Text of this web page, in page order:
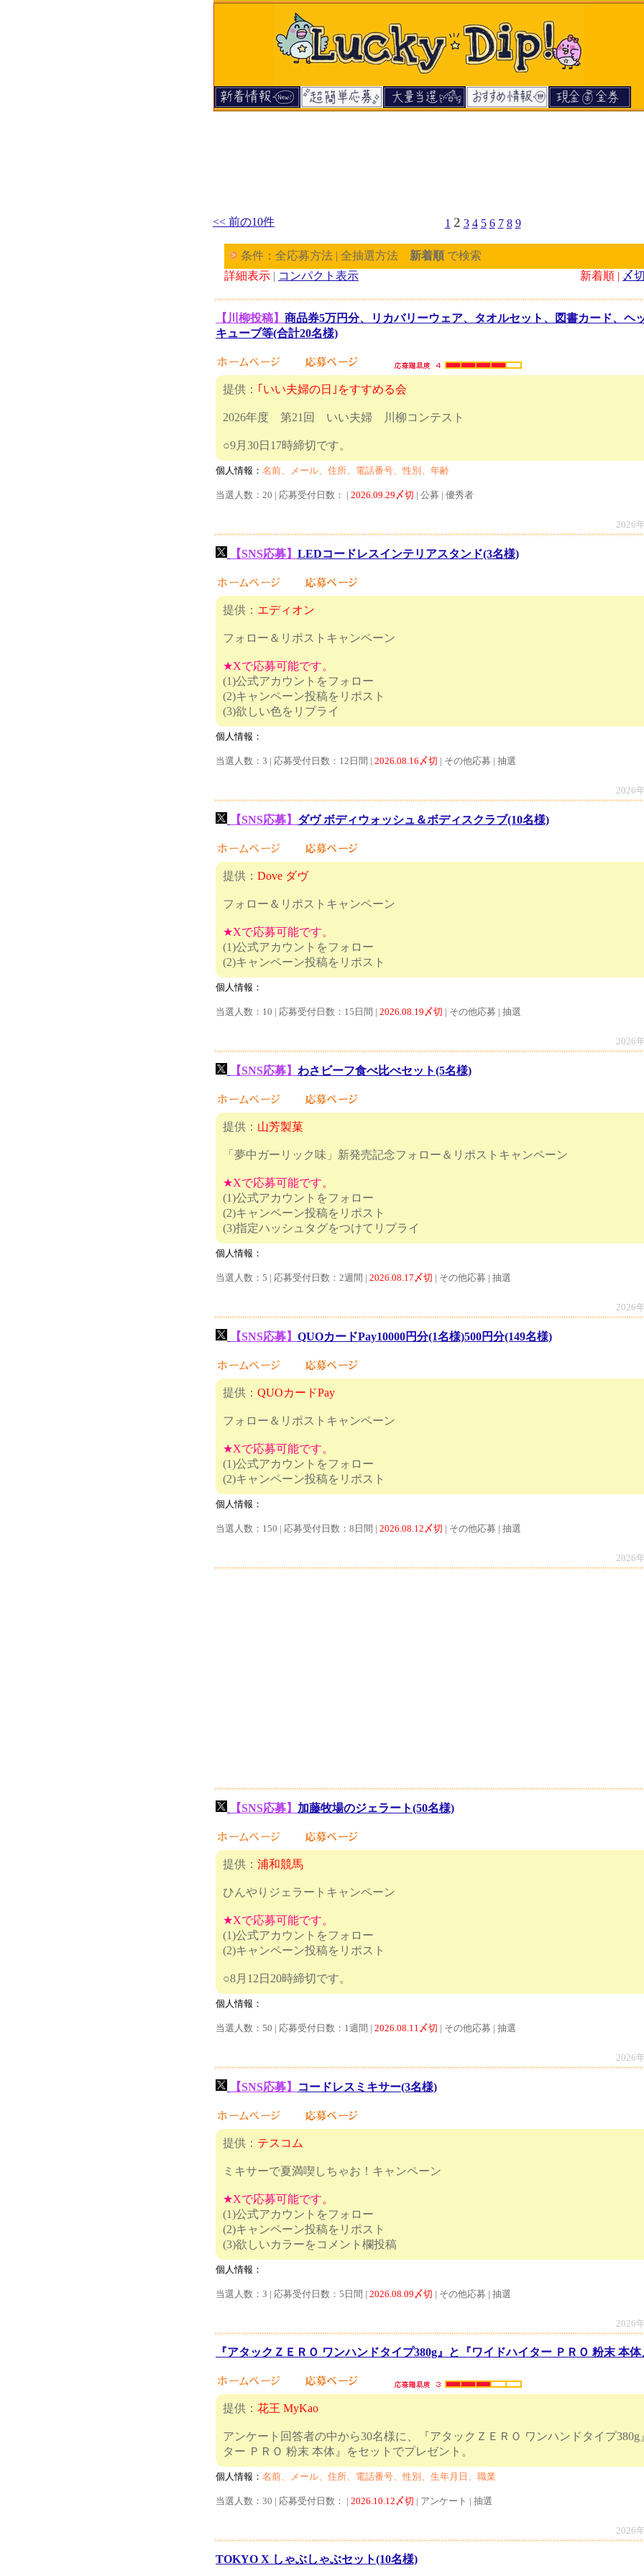
<< 前の10件 1 2 3 4 5 6 7 8 9
条件：全応募方法 | 全抽選方法 新着順 で検索
詳細表示 | コンパクト表示 新着順 | 〆
【川柳投稿】 商品券5万円分、リカバリーウェア、タオルセット、図書カード、ヘ
キューブ等(合計20名様)
提供： ｢いい夫婦の日｣をすすめる会
2026年度 第21回 いい夫婦 川柳コンテスト
○9月30日17時締切です。
個人情報： 名前、メール、住所、電話番号、性別、年齢
当選人数：20 | 応募受付日数： | 2026.09.29〆切 | 公募 | 優秀者
2026
【SNS応募】 LEDコードレスインテリアスタンド(3名様)
提供： エディオン
フォロー＆リポストキャンペーン
★Xで応募可能です。
(1)公式アカウントをフォロー
(2)キャンペーン投稿をリポスト
(3)欲しい色をリプライ
個人情報：
当選人数：3 | 応募受付日数：12日間 | 2026.08.16〆切 | その他応募 | 抽選
2026
【SNS応募】 ダヴ ボディウォッシュ＆ボディスクラブ(10名様)
提供： Dove ダヴ
フォロー＆リポストキャンペーン
★Xで応募可能です。
(1)公式アカウントをフォロー
(2)キャンペーン投稿をリポスト
個人情報：
当選人数：10 | 応募受付日数：15日間 | 2026.08.19〆切 | その他応募 | 抽選
2026
【SNS応募】 わさビーフ食べ比べセット(5名様)
提供： 山芳製菓
「夢中ガーリック味」新発売記念フォロー＆リポストキャンペーン
★Xで応募可能です。
(1)公式アカウントをフォロー
(2)キャンペーン投稿をリポスト
(3)指定ハッシュタグをつけてリプライ
個人情報：
当選人数：5 | 応募受付日数：2週間 | 2026.08.17〆切 | その他応募 | 抽選
2026
【SNS応募】 QUOカードPay10000円分(1名様)500円分(149名様)
提供： QUOカードPay
フォロー＆リポストキャンペーン
★Xで応募可能です。
(1)公式アカウントをフォロー
(2)キャンペーン投稿をリポスト
個人情報：
当選人数：150 | 応募受付日数：8日間 | 2026.08.12〆切 | その他応募 | 抽選
2026
【SNS応募】 加藤牧場のジェラート(50名様)
提供： 浦和競馬
ひんやりジェラートキャンペーン
★Xで応募可能です。
(1)公式アカウントをフォロー
(2)キャンペーン投稿をリポスト
○8月12日20時締切です。
個人情報：
当選人数：50 | 応募受付日数：1週間 | 2026.08.11〆切 | その他応募 | 抽選
2026
【SNS応募】 コードレスミキサー(3名様)
提供： テスコム
ミキサーで夏満喫しちゃお！キャンペーン
★Xで応募可能です。
(1)公式アカウントをフォロー
(2)キャンペーン投稿をリポスト
(3)欲しいカラーをコメント欄投稿
個人情報：
当選人数：3 | 応募受付日数：5日間 | 2026.08.09〆切 | その他応募 | 抽選
2026
『アタックＺＥＲＯ ワンハンドタイプ380g』と『ワイドハイター ＰＲＯ 粉末 本
提供： 花王 MyKao
アンケート回答者の中から30名様に、『アタックＺＥＲＯ ワンハンドタイプ380g
ター ＰＲＯ 粉末 本体』をセットでプレゼント。
個人情報： 名前、メール、住所、電話番号、性別、生年月日、職業
当選人数：30 | 応募受付日数： | 2026.10.12〆切 | アンケート | 抽選
2026
TOKYO X しゃぶしゃぶセット(10名様)